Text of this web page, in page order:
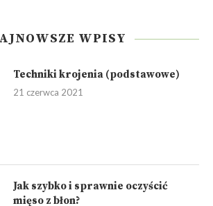
WPISY
Techniki krojenia (podstawowe)
21 czerwca 2021
Jak szybko i sprawnie oczyścić
mięso z błon?